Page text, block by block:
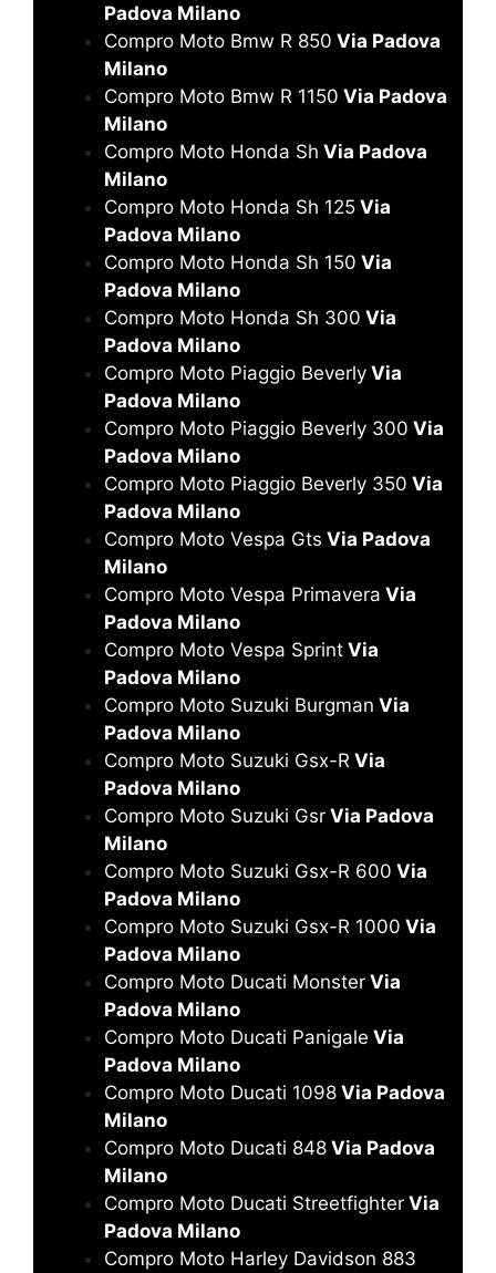
Padova Milano
Compro Moto Bmw R 850 Via Padova
Milano
Compro Moto Bmw R 1150 Via Padova
Milano
Compro Moto Honda Sh Via Padova
Milano
Compro Moto Honda Sh 125 Via
Padova Milano
Compro Moto Honda Sh 150 Via
Padova Milano
Compro Moto Honda Sh 300 Via
Padova Milano
Compro Moto Piaggio Beverly Via
Padova Milano
Compro Moto Piaggio Beverly 300 Via
Padova Milano
Compro Moto Piaggio Beverly 350 Via
Padova Milano
Compro Moto Vespa Gts Via Padova
Milano
Compro Moto Vespa Primavera Via
Padova Milano
Compro Moto Vespa Sprint Via
Padova Milano
Compro Moto Suzuki Burgman Via
Padova Milano
Compro Moto Suzuki Gsx-R Via
Padova Milano
Compro Moto Suzuki Gsr Via Padova
Milano
Compro Moto Suzuki Gsx-R 600 Via
Padova Milano
Compro Moto Suzuki Gsx-R 1000 Via
Padova Milano
Compro Moto Ducati Monster Via
Padova Milano
Compro Moto Ducati Panigale Via
Padova Milano
Compro Moto Ducati 1098 Via Padova
Milano
Compro Moto Ducati 848 Via Padova
Milano
Compro Moto Ducati Streetfighter Via
Padova Milano
Compro Moto Harley Davidson 883